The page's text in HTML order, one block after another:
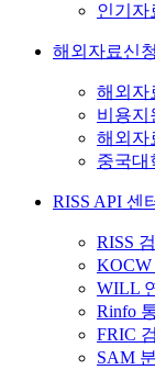
인기자
해외자료신
해외자
비용지
해외자
중국대
RISS API 센
RISS
WILL
Rinfo
FRIC
SAM